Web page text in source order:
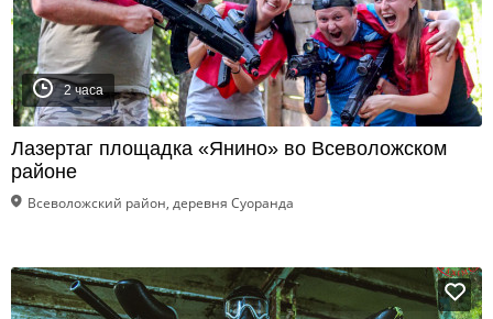
2 часа
Лазертаг площадка «Янино» во Всеволожском
районе
Всеволожский район, деревня Суоранда